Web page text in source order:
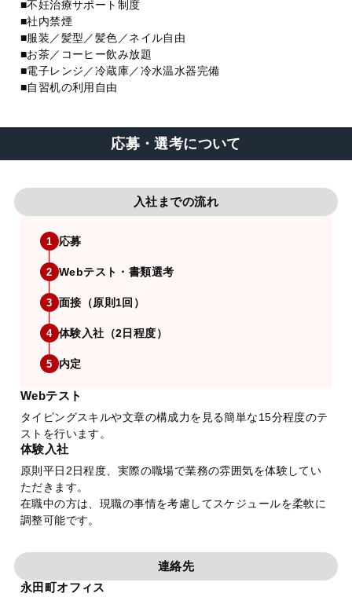
■不妊治療サポート制度
■社内禁煙
■服装／髪型／髪色／ネイル自由
■お茶／コーヒー飲み放題
■電子レンジ／冷蔵庫／冷水温水器完備
■自習机の利用自由
応募・選考について
入社までの流れ
1 応募
2 Webテスト・書類選考
3 面接（原則1回）
4 体験入社（2日程度）
5 内定
Webテスト
タイピングスキルや文章の構成力を見る簡単な15分程度のテ
ストを行います。
体験入社
原則平日2日程度、実際の職場で業務の雰囲気を体験してい
ただきます。
在職中の方は、現職の事情を考慮してスケジュールを柔軟に
調整可能です。
連絡先
永田町オフィス